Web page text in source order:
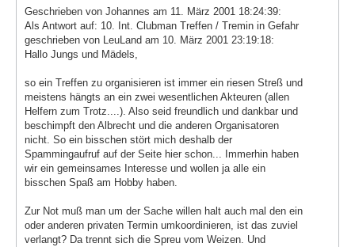
Geschrieben von Johannes am 11. März 2001 18:24:39:
Als Antwort auf: 10. Int. Clubman Treffen / Tremin in Gefahr
geschrieben von LeuLand am 10. März 2001 23:19:18:
Hallo Jungs und Mädels,
so ein Treffen zu organisieren ist immer ein riesen Streß und
meistens hängts an ein zwei wesentlichen Akteuren (allen
Helfern zum Trotz....). Also seid freundlich und dankbar und
beschimpft den Albrecht und die anderen Organisatoren
nicht. So ein bisschen stört mich deshalb der
Spammingaufruf auf der Seite hier schon... Immerhin haben
wir ein gemeinsames Interesse und wollen ja alle ein
bisschen Spaß am Hobby haben.
Zur Not muß man um der Sache willen halt auch mal den ein
oder anderen privaten Termin umkoordinieren, ist das zuviel
verlangt? Da trennt sich die Spreu vom Weizen. Und